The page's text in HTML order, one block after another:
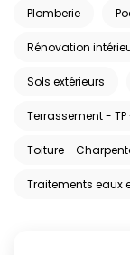
Plomberie
Rénovation
Sols extérieurs
Terrassement -
Toiture -
Traitements eaux